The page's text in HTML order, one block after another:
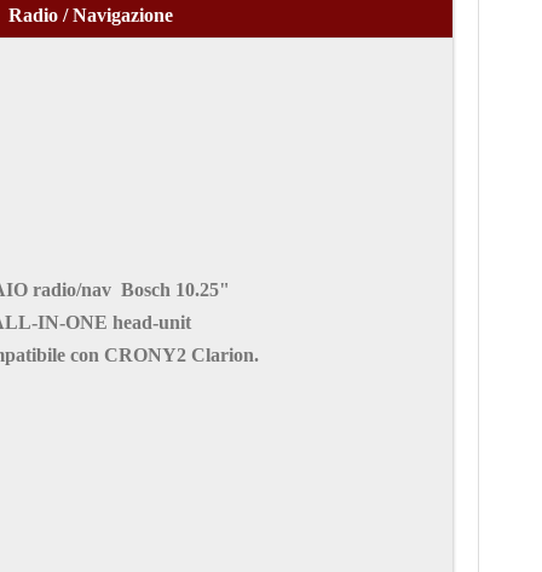
Radio / Navigazione
radio/nav Bosch 10.25"
IN-ONE head-unit
con CRONY2 Clarion.